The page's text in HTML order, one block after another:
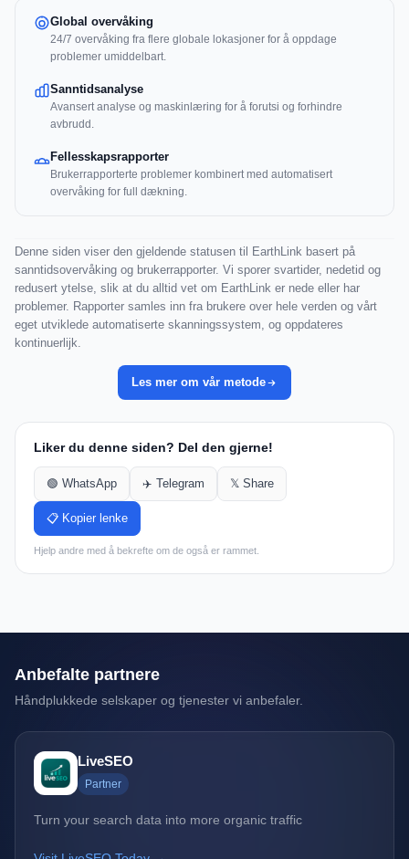
Global overvåking
24/7 overvåking fra flere globale lokasjoner for å oppdage
problemer umiddelbart.
Sanntidsanalyse
Avansert analyse og maskinlæring for å forutsi og forhindre
avbrudd.
Fellesskapsrapporter
Brukerrapporterte problemer kombinert med automatisert
overvåking for full dækning.
Denne siden viser den gjeldende statusen til EarthLink basert på
sanntidsovervåking og brukerrapporter. Vi sporer svartider, nedetid og
redusert ytelse, slik at du alltid vet om EarthLink er nede eller har
problemer. Rapporter samles inn fra brukere over hele verden og vårt
eget utviklede automatiserte skanningssystem, og oppdateres
kontinuerlijk.
Les mer om vår metode
Liker du denne siden? Del den gjerne!
🟢 WhatsApp ✈️ Telegram 𝕏 Share
📋 Kopier lenke
Hjelp andre med å bekrefte om de også er rammet.
Anbefalte partnere
Håndplukkede selskaper og tjenester vi anbefaler.
LiveSEO
Partner
Turn your search data into more organic traffic